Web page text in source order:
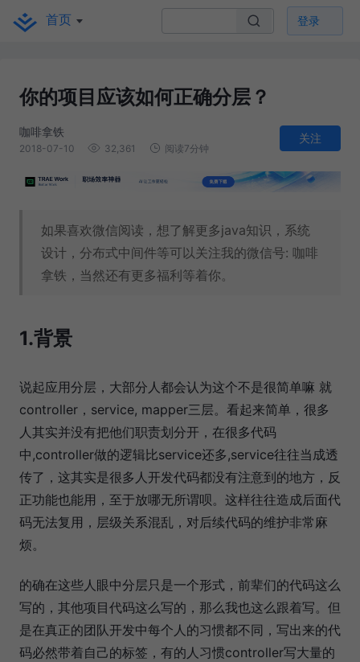
首页 登录
你的项目应该如何正确分层？
咖啡拿铁
2018-07-10 32,361 阅读7分钟
关注
如果喜欢微信阅读，想了解更多java知识，系统
设计，分布式中间件等可以关注我的微信号: 咖啡
拿铁，当然还有更多福利等着你。
1.背景
说起应用分层，大部分人都会认为这个不是很简单嘛 就
controller，service, mapper三层。看起来简单，很多
人其实并没有把他们职责划分开，在很多代码
中,controller做的逻辑比service还多,service往往当成透
传了，这其实是很多人开发代码都没有注意到的地方，反
正功能也能用，至于放哪无所谓呗。这样往往造成后面代
码无法复用，层级关系混乱，对后续代码的维护非常麻
烦。
的确在这些人眼中分层只是一个形式，前辈们的代码这么
写的，其他项目代码这么写的，那么我也这么跟着写。但
是在真正的团队开发中每个人的习惯都不同，写出来的代
码必然带着自己的标签，有的人习惯controller写大量的